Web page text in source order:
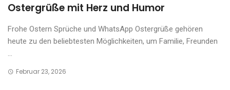
Ostergrüße mit Herz und Humor
Frohe Ostern Sprüche und WhatsApp Ostergrüße gehören
heute zu den beliebtesten Möglichkeiten, um Familie, Freunden
...
Februar 23, 2026